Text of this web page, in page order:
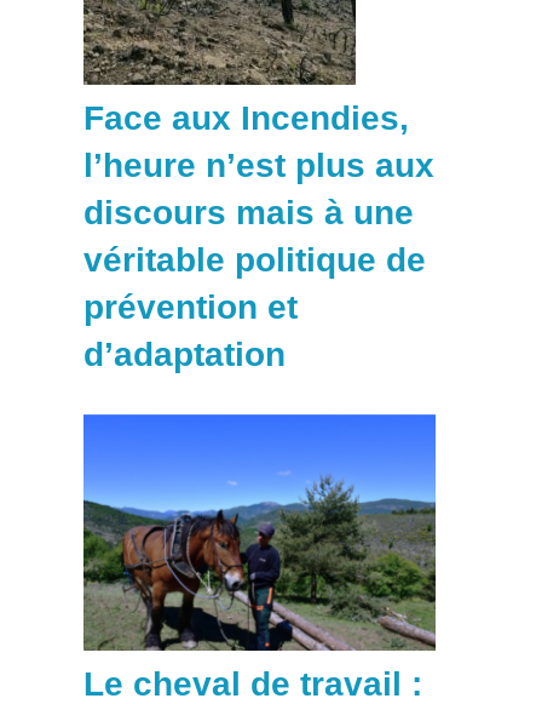
Face aux Incendies,
l’heure n’est plus aux
discours mais à une
véritable politique de
prévention et
d’adaptation
Le cheval de travail :